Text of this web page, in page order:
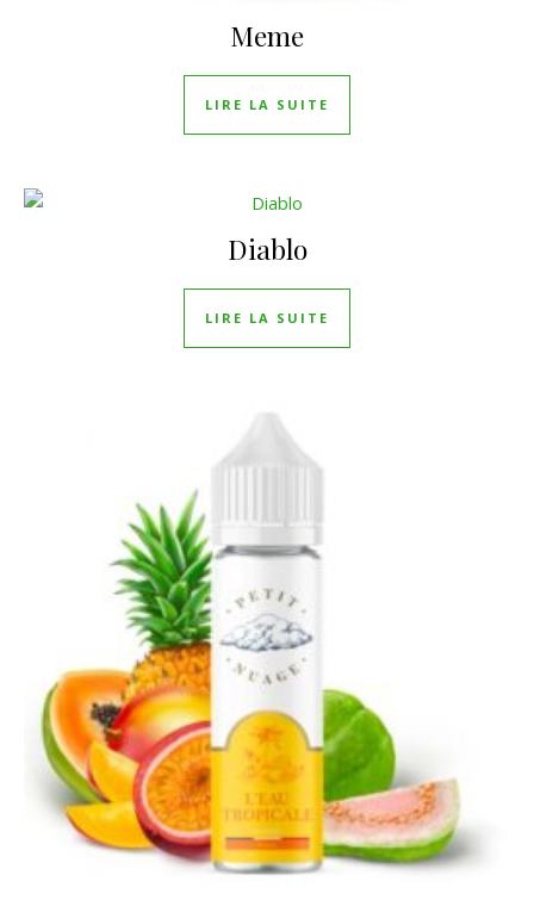
Meme
LIRE LA SUITE
Diablo
LIRE LA SUITE